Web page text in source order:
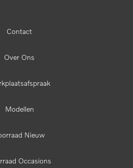
Contact
Over Ons
Modellen
Nieuw
Occasions